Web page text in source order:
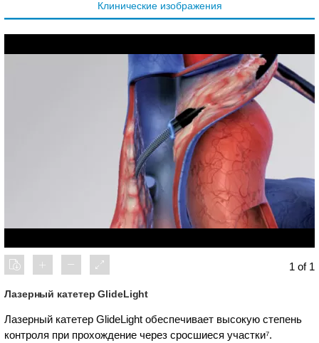
Клинические изображения
1 of 1
Лазерный катетер GlideLight
Лазерный катетер GlideLight обеспечивает высокую степень
контроля при прохождение через сросшиеся участки⁷.